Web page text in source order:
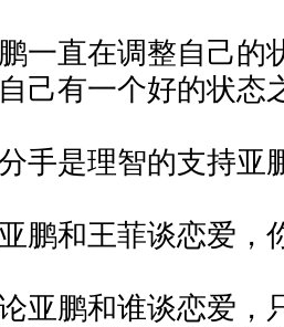
直在调整自己的
己有一个好的状态
是理智的支持亚
和王菲谈恋爱，
鹏和谁谈恋爱，